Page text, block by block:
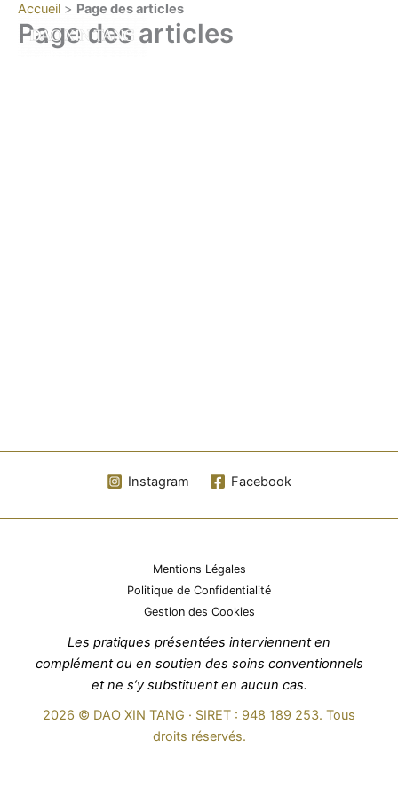
AllerAccueil > Page des articles
Page des articles
Instagram Facebook
Mentions Légales
Politique de Confidentialité
Gestion des Cookies
Les pratiques présentées interviennent en
complément ou en soutien des soins conventionnels
et ne s’y substituent en aucun cas.
2026 © DAO XIN TANG · SIRET : 948 189 253. Tous
droits réservés.